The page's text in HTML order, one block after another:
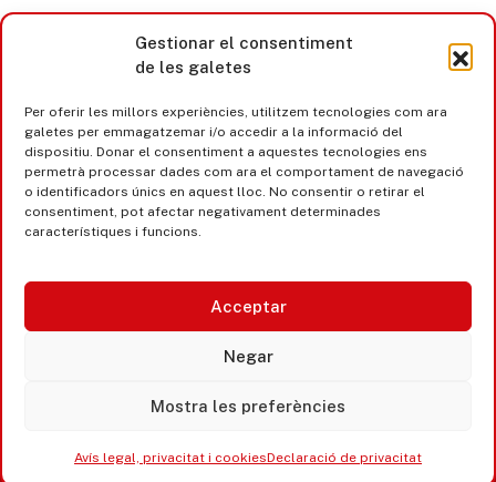
Gestionar el consentiment
de les galetes
Per oferir les millors experiències, utilitzem tecnologies com ara
galetes per emmagatzemar i/o accedir a la informació del
dispositiu. Donar el consentiment a aquestes tecnologies ens
permetrà processar dades com ara el comportament de navegació
o identificadors únics en aquest lloc. No consentir o retirar el
consentiment, pot afectar negativament determinades
característiques i funcions.
Acceptar
Negar
Mostra les preferències
Avís legal, privacitat i cookiesDeclaració de privacitat
Castell d’Aro · Platja d’Aro · S’Agaró
365 www.platjadaro